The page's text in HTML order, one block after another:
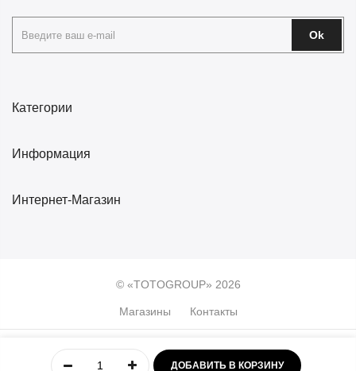
Категории
Информация
Интернет-Магазин
Ok
© «TOTOGROUP» 2026
Магазины Контакты
Учётная Меню Избранное
ДОБАВИТЬ В КОРЗИНУ